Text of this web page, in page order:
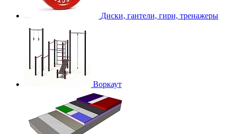
Диски, гантели, гири, тренажеры
Воркаут